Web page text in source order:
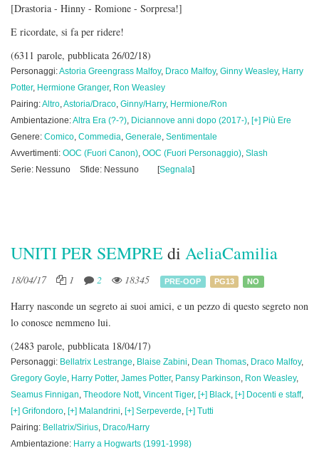
[Drastoria - Hinny - Romione - Sorpresa!]
E ricordate, si fa per ridere!
(6311 parole, pubblicata 26/02/18)
Personaggi:Astoria Greengrass Malfoy, Draco Malfoy, Ginny Weasley, Harry
Potter, Hermione Granger, Ron Weasley
Pairing:Altro,Astoria/Draco, Ginny/Harry, Hermione/Ron
Ambientazione:Altra Era (?-?), Diciannove anni dopo (2017-), [+] Più Ere
Genere: Comico, Commedia, Generale, Sentimentale
Avvertimenti: OOC (Fuori Canon), OOC (Fuori Personaggio), Slash
Serie: Nessuno
Sfide: Nessuno [Segnala]
UNITI PER SEMPREdi AeliaCamilia
18/04/17 1 2 18345 PRE-OOP PG13 NO
Harry nasconde un segreto ai suoi amici, e un pezzo di questo segreto non
lo conosce nemmeno lui.
(2483 parole, pubblicata 18/04/17)
Personaggi: Bellatrix Lestrange, Blaise Zabini, Dean Thomas, Draco Malfoy,
Gregory Goyle, Harry Potter, James Potter, Pansy Parkinson, Ron Weasley,
Seamus Finnigan, Theodore Nott, Vincent Tiger, [+] Black, [+] Docenti e staff,
[+] Grifondoro, [+] Malandrini, [+] Serpeverde, [+] Tutti
Pairing: Bellatrix/Sirius, Draco/Harry
Ambientazione: Harry a Hogwarts (1991-1998)